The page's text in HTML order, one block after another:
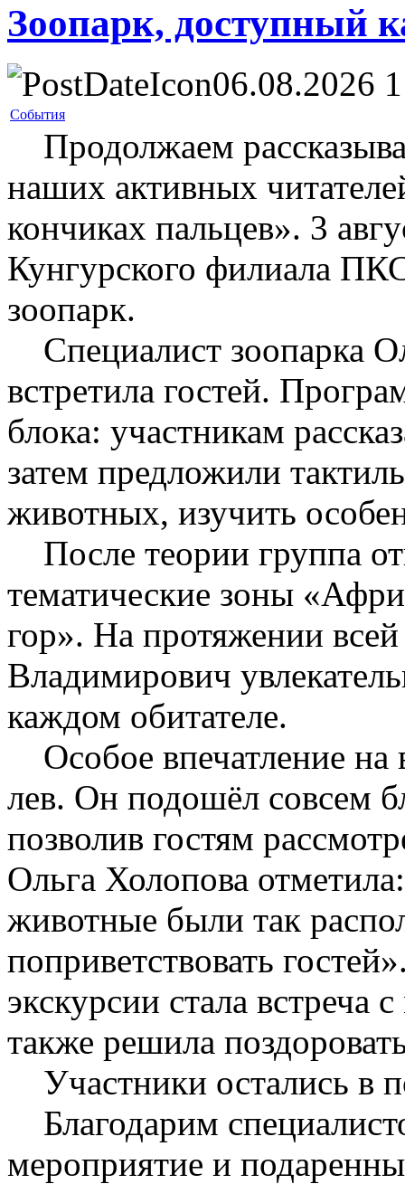
Зоопарк, доступный
06.08.2026
События
Продолжаем
наших активных
кончиках пальцев». 3
Кунгурского филиала
зоопарк.
Специалист зоопарка
встретила гостей.
блока: участникам
затем предложили
животных, изучить
После теории группа
тематические зоны
гор». На протяжении
Владимирович
каждом обитателе.
Особое впечатление на
лев. Он подошёл совсем
позволив гостям
Ольга Холопова
животные были так
поприветствовать
экскурсии стала встреча
также решила
Участники остались в
Благодарим
мероприятие и